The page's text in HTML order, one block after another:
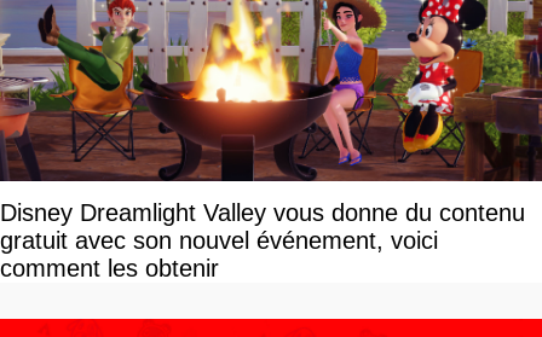
Disney Dreamlight Valley vous donne du contenu
gratuit avec son nouvel événement, voici
comment les obtenir